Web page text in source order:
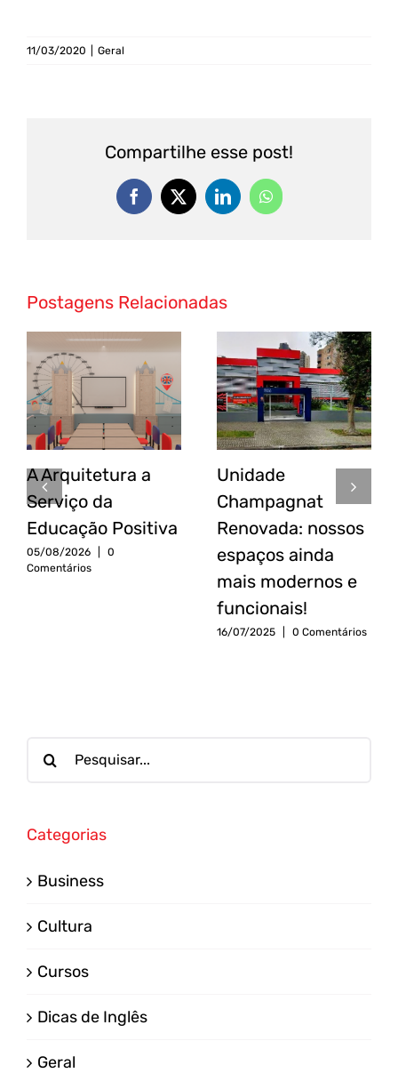
11/03/2020 Geral
Compartilhe esse post!
Postagens Relacionadas
A Arquitetura a
Serviço da
Educação Positiva
05/08/2026
0
Comentários
Unidade
Champagnat
Renovada: nossos
espaços ainda
mais modernos e
funcionais!
16/07/2025 0 Comentários
Categorias
Business
Cultura
Cursos
Dicas de Inglês
Geral